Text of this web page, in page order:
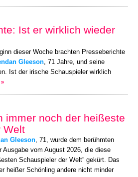
Ist er wirklich wieder
dieser Woche brachten Presseberichte
Gleeson , 71 Jahre, und seine
Ist der irische Schauspieler wirklich
»
immer noch der heißeste
Welt
Gleeson , 71, wurde dem berühmten
Ausgabe vom August 2026, die diese
Schauspieler der Welt” gekürt. Das
heißer Schönling andere nicht minder